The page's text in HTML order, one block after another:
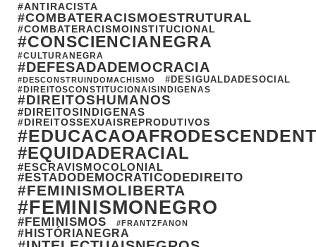
#ANTIRACISTA
#COMBATERACISMOESTRUTURAL
#COMBATERACISMOINSTITUCIONAL
#CONSCIENCIANEGRA
#CULTURANEGRA
#DEFESADADEMOCRACIA
#DESCONSTRUINDOMACHISMO #DESIGUALDADESOCIAL
#DIREITOSCONSTITUCIONAISINDIGENAS
#DIREITOSHUMANOS
#DIREITOSINDIGENAS
#DIREITOSSEXUAISREPRODUTIVOS
#EQUIDADERACIAL
#ESCRAVISMOCOLONIAL
#ESTADODEMOCRATICODEDIREITO
#FEMINISMOLIBERTA
#FEMINISMONEGRO
#FEMINISMOS #FRANTZFANON
#HISTÓRIANEGRA